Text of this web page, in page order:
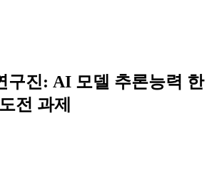
구진: AI 모델 추론능력 한
전 과제